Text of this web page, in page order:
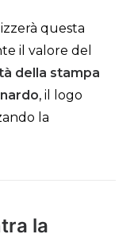
questa
il valore del
della stampa
, il logo
la
la